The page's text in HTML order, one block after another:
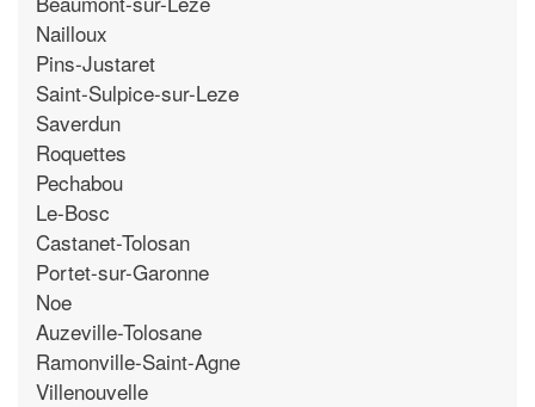
Nailloux
Pins-Justaret
Saint-Sulpice-sur-Leze
Saverdun
Roquettes
Pechabou
Le-Bosc
Castanet-Tolosan
Portet-sur-Garonne
Noe
Auzeville-Tolosane
Ramonville-Saint-Agne
Villenouvelle